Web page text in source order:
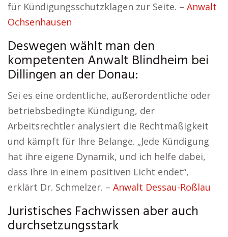
für Kündigungsschutzklagen zur Seite. – Anwalt
Ochsenhausen
Deswegen wählt man den
kompetenten Anwalt Blindheim bei
Dillingen an der Donau:
Sei es eine ordentliche, außerordentliche oder
betriebsbedingte Kündigung, der
Arbeitsrechtler analysiert die Rechtmäßigkeit
und kämpft für Ihre Belange. „Jede Kündigung
hat ihre eigene Dynamik, und ich helfe dabei,
dass Ihre in einem positiven Licht endet“,
erklärt Dr. Schmelzer. – Anwalt Dessau-Roßlau
Juristisches Fachwissen aber auch
durchsetzungsstark